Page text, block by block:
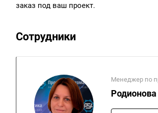
заказ под ваш проект.
Сотрудники
Менеджер по